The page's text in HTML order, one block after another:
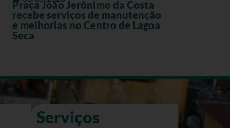
Praça João Jerônimo da Costa
recebe serviços de manutenção
e melhorias no Centro de Lagoa
Seca
Serviços